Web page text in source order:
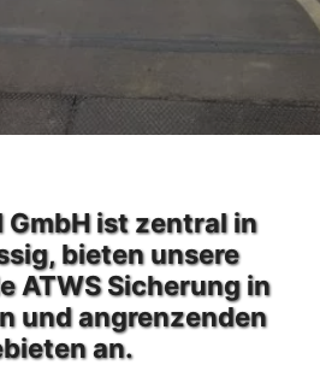
GmbH ist zentral in
bieten unsere
ATWS Sicherung in
und angrenzenden
an.